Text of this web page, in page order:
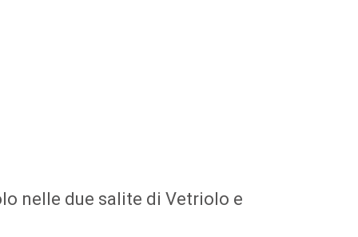
nelle due salite di Vetriolo e